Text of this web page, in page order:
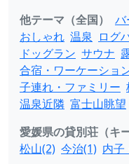
他テーマ（全国）
バ
おしゃれ 温泉 ログ
ドッグラン サウナ
合宿・ワーケーショ
子連れ・ファミリー
温泉近隣 富士山眺望
愛媛県の貸別荘（キ
松山(2) 今治(1) 内子